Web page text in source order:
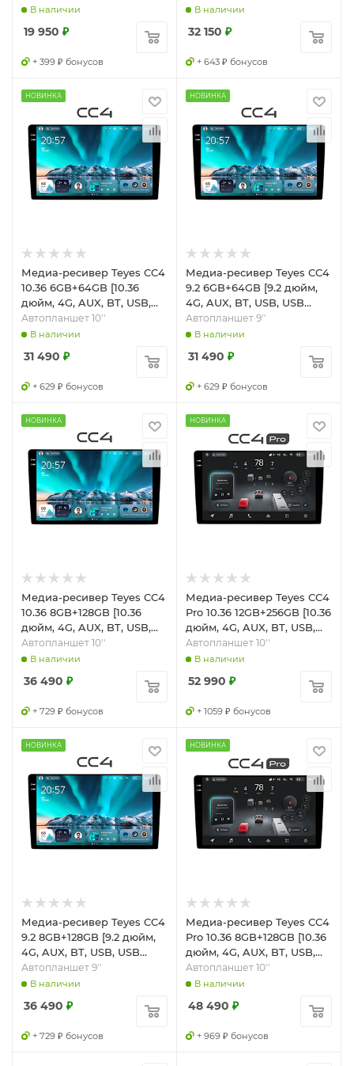
В наличии
19 950 ₽
+ 399 ₽ бонусов
В наличии
32 150 ₽
+ 643 ₽ бонусов
НОВИНКА
Медиа-ресивер Teyes CC4
10.36 6GB+64GB [10.36
дюйм, 4G, AUX, BT, USB,
USB Type-C, Wi-Fi]
Автопланшет 10''
В наличии
31 490 ₽
+ 629 ₽ бонусов
НОВИНКА
Медиа-ресивер Teyes CC4
9.2 6GB+64GB [9.2 дюйм,
4G, AUX, BT, USB, USB
Type-C, Wi-Fi]
Автопланшет 9''
В наличии
31 490 ₽
+ 629 ₽ бонусов
НОВИНКА
Медиа-ресивер Teyes CC4
10.36 8GB+128GB [10.36
дюйм, 4G, AUX, BT, USB,
USB Type-C, Wi-Fi]
Автопланшет 10''
В наличии
36 490 ₽
+ 729 ₽ бонусов
НОВИНКА
Медиа-ресивер Teyes CC4
Pro 10.36 12GB+256GB [10.36
дюйм, 4G, AUX, BT, USB,
Wi-Fi]
Автопланшет 10''
В наличии
52 990 ₽
+ 1059 ₽ бонусов
НОВИНКА
Медиа-ресивер Teyes CC4
9.2 8GB+128GB [9.2 дюйм,
4G, AUX, BT, USB, USB
Type-C, Wi-Fi]
Автопланшет 9''
В наличии
36 490 ₽
+ 729 ₽ бонусов
НОВИНКА
Медиа-ресивер Teyes CC4
Pro 10.36 8GB+128GB [10.36
дюйм, 4G, AUX, BT, USB,
Wi-Fi]
Автопланшет 10''
В наличии
48 490 ₽
+ 969 ₽ бонусов